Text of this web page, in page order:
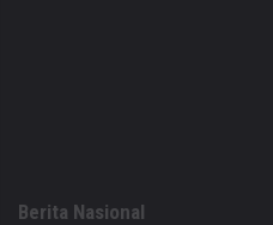
Berita Nasional